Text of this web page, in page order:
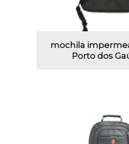
mochila
Porto dos